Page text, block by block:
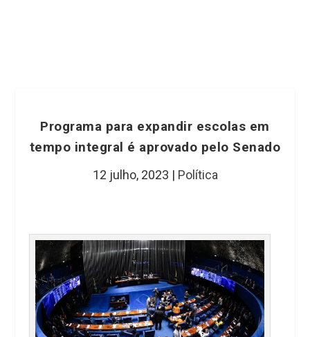
Programa para expandir escolas em
tempo integral é aprovado pelo Senado
12 julho, 2023 | Política